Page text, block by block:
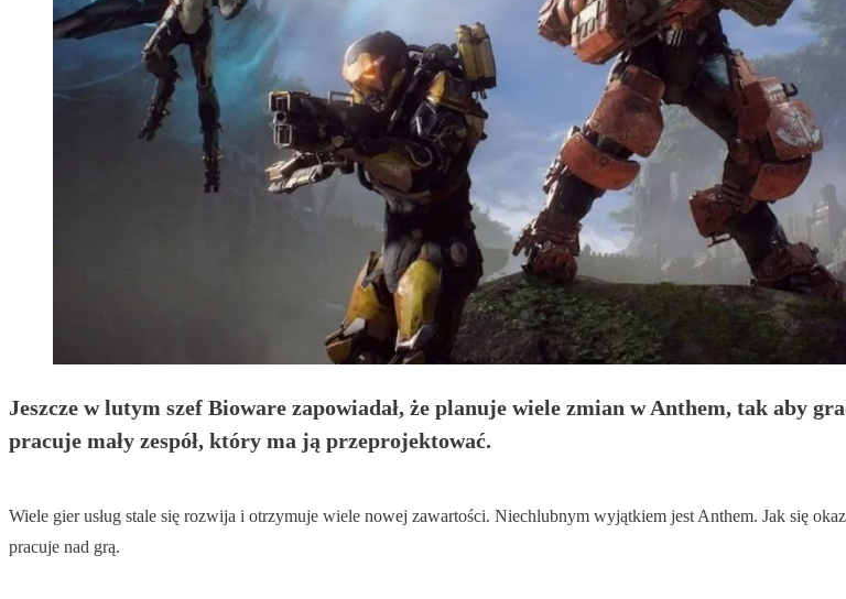
Jeszcze w lutym szef Bioware zapowiadał, że planuje wiele zmian w Anthem, tak aby
pracuje mały zespół, który ma ją przeprojektować.
Wiele gier usług stale się rozwija i otrzymuje wiele nowej zawartości. Niechlubnym wyjątkiem jest Anthem. Jak się
pracuje nad grą.